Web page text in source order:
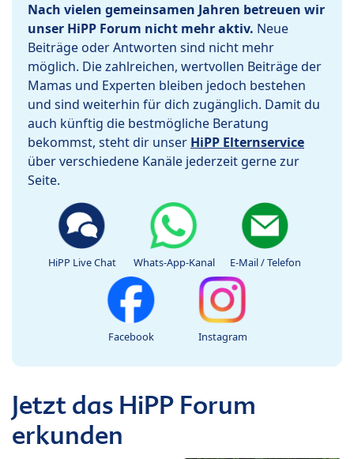
Nach vielen gemeinsamen Jahren betreuen wir
unser HiPP Forum nicht mehr aktiv. Neue
Beiträge oder Antworten sind nicht mehr
möglich. Die zahlreichen, wertvollen Beiträge der
Mamas und Experten bleiben jedoch bestehen
und sind weiterhin für dich zugänglich. Damit du
auch künftig die bestmögliche Beratung
bekommst, steht dir unser HiPP Elternservice
über verschiedene Kanäle jederzeit gerne zur
Seite.
HiPP Live Chat Whats-App-Kanal E-Mail / Telefon
Facebook Instagram
Jetzt das HiPP Forum
erkunden